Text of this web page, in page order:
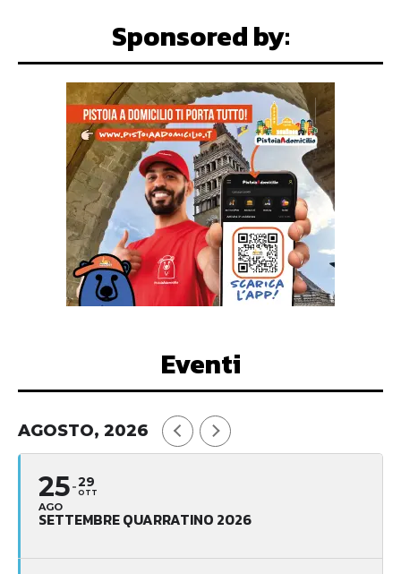
Sponsored by:
Eventi
AGOSTO, 2026
25
AGO
29
OTT
SETTEMBRE QUARRATINO 2026